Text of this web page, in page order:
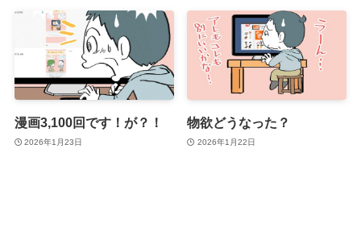
漫画3,100回です！が？！
2026年1月23日
物欲どうなった？
2026年1月22日